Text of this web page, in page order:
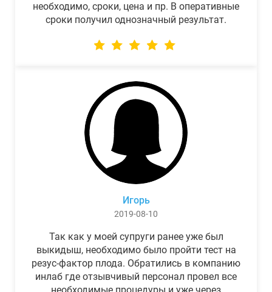
необходимо, сроки, цена и пр. В оперативные
сроки получил однозначный результат.
Игорь
2019-08-10
Так как у моей супруги ранее уже был
выкидыш, необходимо было пройти тест на
резус-фактор плода. Обратились в компанию
инлаб где отзывчивый персонал провел все